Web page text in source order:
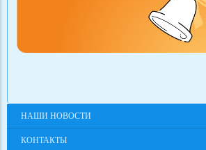
НАШИ НОВОСТИ
КОНТАКТЫ